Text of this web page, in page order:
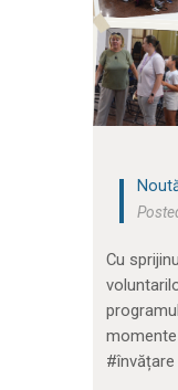
Cu
#învățare